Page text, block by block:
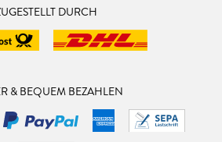
DURCH
& BEQUEM BEZAHLEN